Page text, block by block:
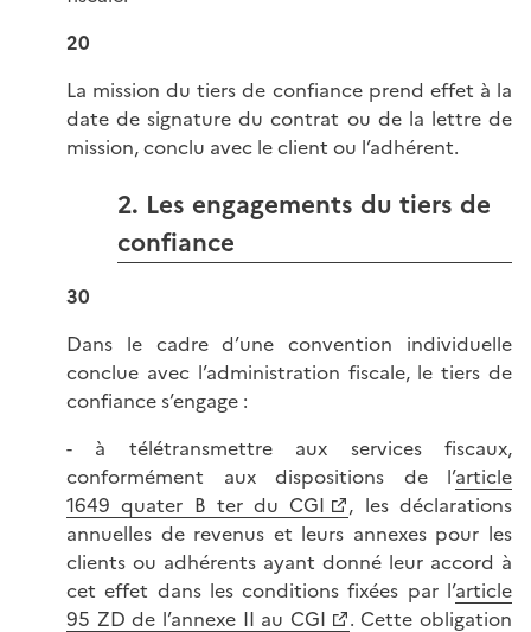
20
La mission du tiers de confiance prend effet à la
date de signature du contrat ou de la lettre de
mission, conclu avec le client ou l’adhérent.
2. Les engagements du tiers de
confiance
30
Dans le cadre d’une convention individuelle
conclue avec l’administration fiscale, le tiers de
confiance s’engage :
- à télétransmettre aux services fiscaux,
conformément aux dispositions de l’article
1649 quater B ter du CGI
, les déclarations
annuelles de revenus et leurs annexes pour les
clients ou adhérents ayant donné leur accord à
cet effet dans les conditions fixées par l’article
95 ZD de l’annexe II au CGI
. Cette obligation